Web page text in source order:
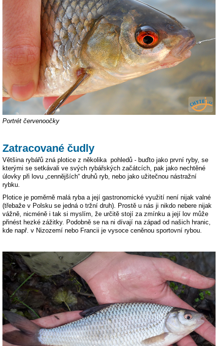
Portrét červenoočky
Zatracované čudly
Většina rybářů zná plotice z několika pohledů - buďto jako první ryby, se
kterými se setkávali ve svých rybářských začátcích, pak jako nechtěné
úlovky při lovu „cennějších“ druhů ryb, nebo jako užitečnou nástražní
rybku.
Plotice je poměrně malá ryba a její gastronomické využití není nijak valné
(třebaže v Polsku se jedná o tržní druh). Prostě u nás ji nikdo nebere nijak
vážně, nicméně i tak si myslím, že určitě stojí za zmínku a její lov může
přinést hezké zážitky. Podobně se na ni dívají na západ od našich hranic,
kde např. v Nizozemí nebo Francii je vysoce ceněnou sportovní rybou.